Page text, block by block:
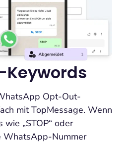
Opt-Out-
mit TopMessage. Wenn
wie „STOP“ oder
WhatsApp-Nummer